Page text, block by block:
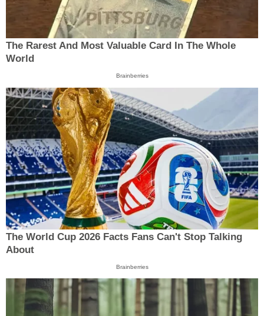
The Rarest And Most Valuable Card In The Whole
World
Brainberries
The World Cup 2026 Facts Fans Can't Stop Talking
About
Brainberries